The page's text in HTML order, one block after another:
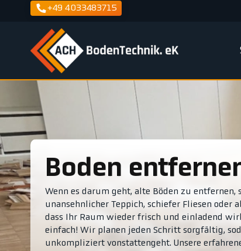
+49 4033483715
Boden
Wenn es darum geht, alte Böden zu
unansehnlicher Teppich, schiefer Fliesen
dass Ihr Raum wieder frisch und einladend
einfach! Wir planen jeden Schritt sorgfältig,
unkompliziert vonstattengeht. Unsere